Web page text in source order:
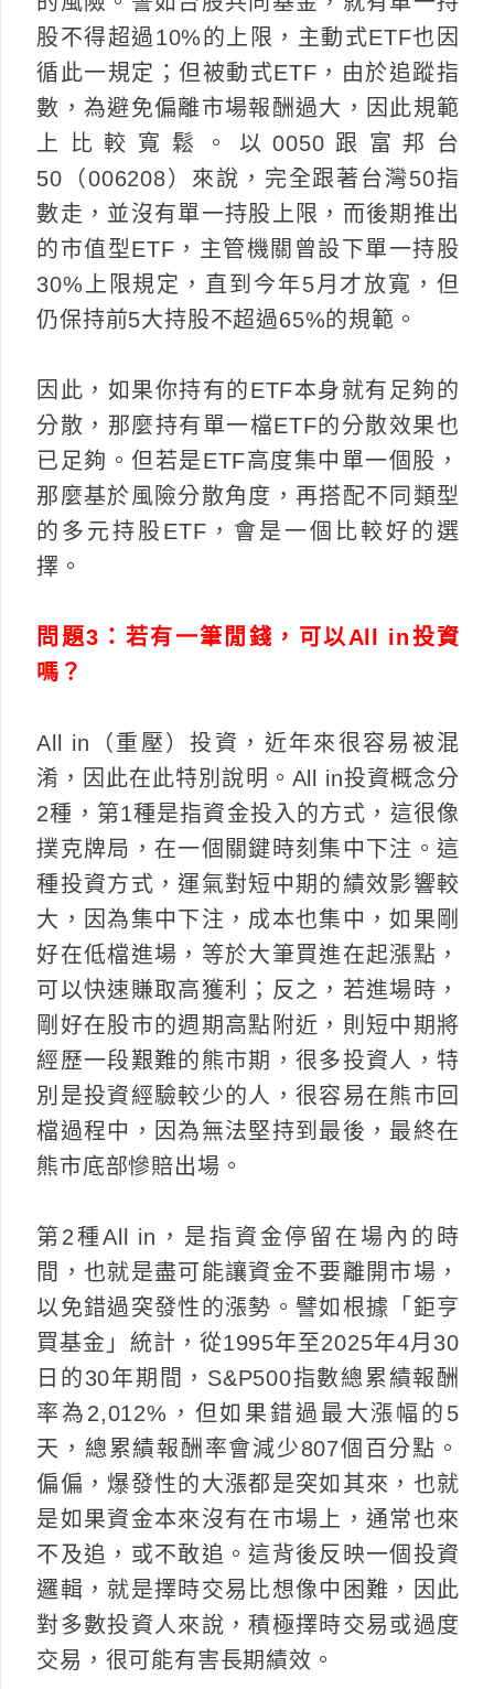
股不得超過10%的上限，主動式ETF也因
循此一規定；但被動式ETF，由於追蹤指
數，為避免偏離市場報酬過大，因此規範
上比較寬鬆。以0050跟富邦台
50（006208）來說，完全跟著台灣50指
數走，並沒有單一持股上限，而後期推出
的市值型ETF，主管機關曾設下單一持股
30%上限規定，直到今年5月才放寬，但
仍保持前5大持股不超過65%的規範。
因此，如果你持有的ETF本身就有足夠的
分散，那麼持有單一檔ETF的分散效果也
已足夠。但若是ETF高度集中單一個股，
那麼基於風險分散角度，再搭配不同類型
的多元持股ETF，會是一個比較好的選
擇。
問題3：若有一筆閒錢，可以All in投資
嗎？
All in（重壓）投資，近年來很容易被混
淆，因此在此特別說明。All in投資概念分
2種，第1種是指資金投入的方式，這很像
撲克牌局，在一個關鍵時刻集中下注。這
種投資方式，運氣對短中期的績效影響較
大，因為集中下注，成本也集中，如果剛
好在低檔進場，等於大筆買進在起漲點，
可以快速賺取高獲利；反之，若進場時，
剛好在股市的週期高點附近，則短中期將
經歷一段艱難的熊市期，很多投資人，特
別是投資經驗較少的人，很容易在熊市回
檔過程中，因為無法堅持到最後，最終在
熊市底部慘賠出場。
第2種All in，是指資金停留在場內的時
間，也就是盡可能讓資金不要離開市場，
以免錯過突發性的漲勢。譬如根據「鉅亨
買基金」統計，從1995年至2025年4月30
日的30年期間，S&P500指數總累績報酬
率為2,012%，但如果錯過最大漲幅的5
天，總累績報酬率會減少807個百分點。
偏偏，爆發性的大漲都是突如其來，也就
是如果資金本來沒有在市場上，通常也來
不及追，或不敢追。這背後反映一個投資
邏輯，就是擇時交易比想像中困難，因此
對多數投資人來說，積極擇時交易或過度
交易，很可能有害長期績效。